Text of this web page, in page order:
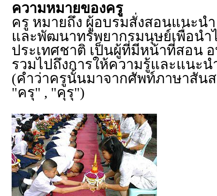
ความหมายของครู
ครู หมายถึง ผู้อบรมสั่งสอนแนะน
และพัฒนาทรัพยากรมนุษย์เพื่อนำ
ประเทศชาติ เป็นผู้ที่มีหน้าที่สอน
รวมไปถึงการให้ความรู้และแนะ
(คำว่าครูนั้นมาจากศัพท์ภาษาสัน
"ครุ" , "คุรุ")